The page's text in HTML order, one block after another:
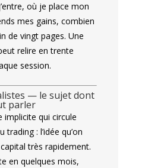
où je place mon
mes gains, combien
de vingt pages. Une
relire en trente
session.
— le sujet dont
parler
implicite qui circule
: l’idée qu’on
très rapidement.
en quelques mois,